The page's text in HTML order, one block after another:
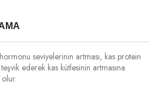
seviyelerinin artması, kas protein
ederek kas kütlesinin artmasına
olur.